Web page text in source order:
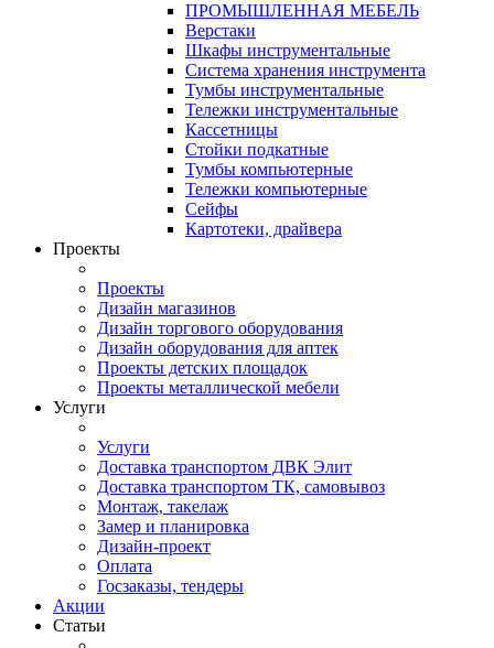
ПРОМЫШЛЕННАЯ МЕБЕЛЬ
Верстаки
Шкафы инструментальные
Система хранения инструмента
Тумбы инструментальные
Тележки инструментальные
Кассетницы
Стойки подкатные
Тумбы компьютерные
Тележки компьютерные
Сейфы
Картотеки, драйвера
Проекты
Проекты
Дизайн магазинов
Дизайн торгового оборудования
Дизайн оборудования для аптек
Проекты детских площадок
Проекты металлической мебели
Услуги
Услуги
Доставка транспортом ДВК Элит
Доставка транспортом ТК, самовывоз
Монтаж, такелаж
Замер и планировка
Дизайн-проект
Оплата
Госзаказы, тендеры
Акции
Статьи